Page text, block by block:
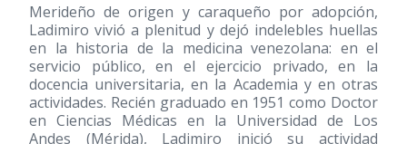
Merideño de origen y caraqueño por adopción,
Ladimiro vivió a plenitud y dejó indelebles huellas
en la historia de la medicina venezolana: en el
servicio público, en el ejercicio privado, en la
docencia universitaria, en la Academia y en otras
actividades. Recién graduado en 1951 como Doctor
en Ciencias Médicas en la Universidad de Los
Andes (Mérida), Ladimiro inició su actividad